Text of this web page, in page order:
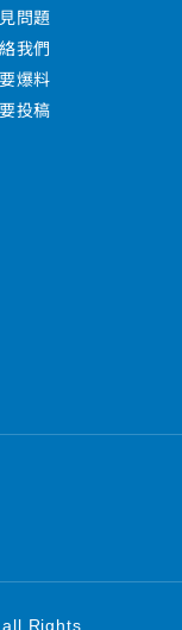
問題
我們
爆料
投稿
all Rights